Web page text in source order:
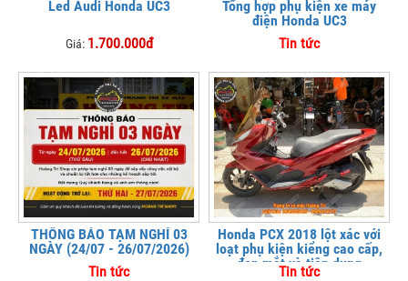
Led Audi Honda UC3
Giá: 1.700.000đ
Tổng hợp phụ kiện xe máy
điện Honda UC3
Tin tức
THÔNG BÁO TẠM NGHỈ 03
NGÀY (24/07 - 26/07/2026)
Tin tức
Honda PCX 2018 lột xác với
loạt phụ kiện kiểng cao cấp,
đẹp mắt và tiện dụng
Tin tức